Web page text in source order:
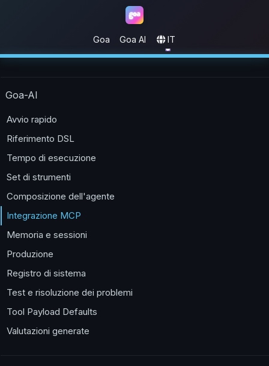
Goa Goa AI IT
Goa-AI
Avvio rapido
Riferimento DSL
Tempo di esecuzione
Set di strumenti
Composizione dell'agente
Integrazione MCP
Memoria e sessioni
Produzione
Registro di sistema
Test e risoluzione dei problemi
Tool Payload Defaults
Valutazioni generate